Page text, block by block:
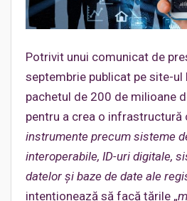
Potrivit unui comunicat de
septembrie publicat pe site-ul
pachetul de 200 de milioane
pentru a crea o infrastructură
instrumente precum sisteme
interoperabile, ID-uri digitale,
datelor și baze de date ale
intenționează să facă țările „